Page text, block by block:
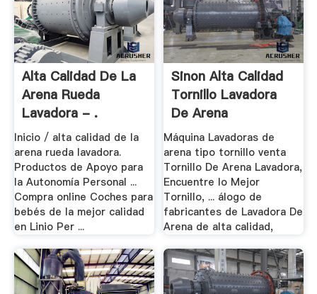
Alta Calidad De La
Arena Rueda
Lavadora - .
Inicio / alta calidad de la
arena rueda lavadora.
Productos de Apoyo para
la Autonomía Personal ...
Compra online Coches para
bebés de la mejor calidad
en Linio Per ...
Sinon Alta Calidad
Tornillo Lavadora
De Arena
Máquina Lavadoras de
arena tipo tornillo venta
Tornillo De Arena Lavadora,
Encuentre lo Mejor
Tornillo, ... álogo de
fabricantes de Lavadora De
Arena de alta calidad,